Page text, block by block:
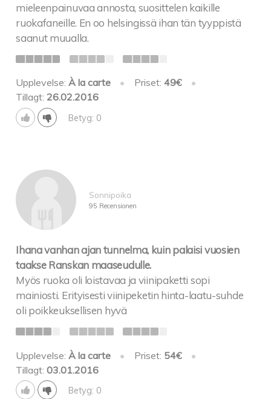
mieleenpainuvaa annosta, suosittelen kaikille
ruokafaneille. En oo helsingissä ihan tän tyyppistä
saanut muualla.
Upplevelse:À la carte • Priset: 49€
•
Tillagt: 26.02.2016
Betyg: 0
Sonnipoika
95 Recensionen
Ihana vanhan ajan tunnelma, kuin palaisi vuosien
taakse Ranskan maaseudulle.
Myös ruoka oli loistavaa ja viinipaketti sopi
mainiosti. Erityisesti viinipeketin hinta-laatu-suhde
oli poikkeuksellisen hyvä
Upplevelse:À la carte • Priset: 54€
•
Tillagt:03.01.2016
Betyg: 0